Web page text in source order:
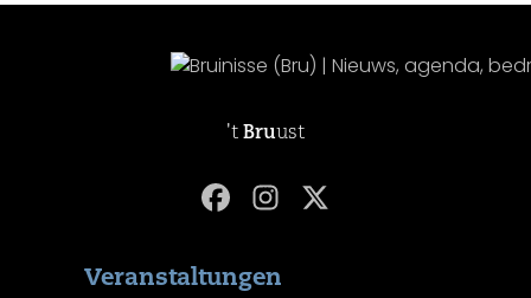
't Bruust
Veranstaltungen